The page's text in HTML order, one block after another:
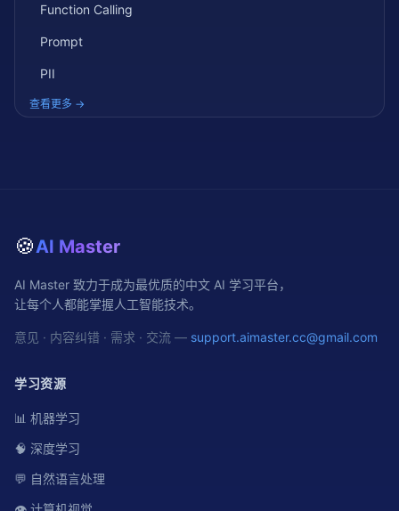
Function Calling
Prompt
PII
查看更多 →
🍪AI Master
AI Master 致力于成为最优质的中文 AI 学习平台，
让每个人都能掌握人工智能技术。
意见 · 内容纠错 · 需求 · 交流 — support.aimaster.cc@gmail.com
学习资源
📊 机器学习
🧠 深度学习
💬 自然语言处理